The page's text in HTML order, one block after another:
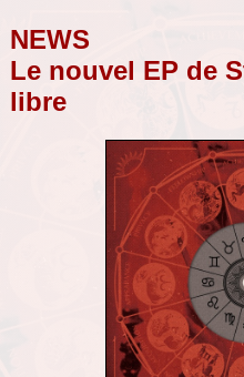
NEWS
Le nouvel EP de
libre